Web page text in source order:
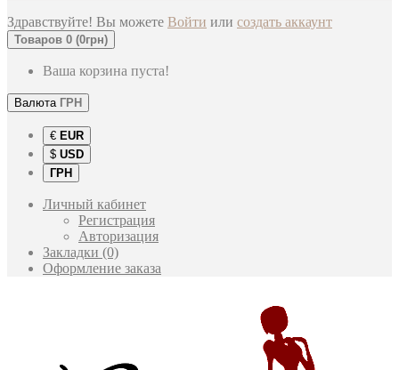
Здравствуйте! Вы можете Войти или создать аккаунт
Товаров 0 (0грн)
Ваша корзина пуста!
Валюта ГРН
€ EUR
$ USD
ГРН
Личный кабинет
Регистрация
Авторизация
Закладки (0)
Оформление заказа